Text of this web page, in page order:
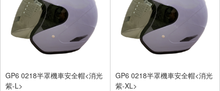
GP6 0218半罩機車安全帽<消光
紫-L>
GP6 0218半罩機車安全帽<消光
紫-XL>